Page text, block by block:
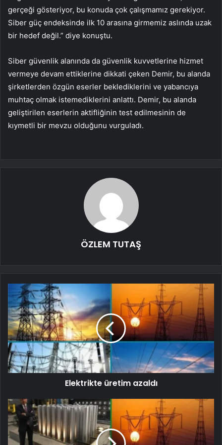
gerçeği gösteriyor, bu konuda çok çalışmamız gerekiyor.
Siber güç endeksinde ilk 10 arasına girmemiz aslında uzak
bir hedef değil.” diye konuştu.
Siber güvenlik alanında da güvenlik kuvvetlerine hizmet
vermeye devam ettiklerine dikkati çeken Demir, bu alanda
şirketlerden özgün eserler beklediklerini ve yabancıya
muhtaç olmak istemediklerini anlattı. Demir, bu alanda
geliştirilen eserlerin aktifliğinin test edilmesinin de
kıymetli bir mevzu olduğunu vurguladı.
ÖZLEM TUTAŞ
Elektrikte üretim azaldı